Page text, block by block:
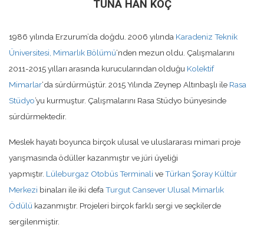
TUNA HAN KOÇ
1986 yılında Erzurum’da doğdu. 2006 yılında Karadeniz Teknik
Üniversitesi, Mimarlık Bölümü‘nden mezun oldu. Çalışmalarını
2011-2015 yılları arasında kurucularından olduğu Kolektif
Mimarlar‘da sürdürmüştür. 2015 Yılında Zeynep Altınbaşlı ile Rasa
Stüdyo’yu kurmuştur. Çalışmalarını Rasa Stüdyo bünyesinde
sürdürmektedir.
Meslek hayatı boyunca birçok ulusal ve uluslararası mimari proje
yarışmasında ödüller kazanmıştır ve jüri üyeliği
yapmıştır. Lüleburgaz Otobüs Terminali veTürkan Şoray Kültür
Merkezi binaları ile iki defa Turgut Cansever Ulusal Mimarlık
Ödülü kazanmıştır. Projeleri birçok farklı sergi ve seçkilerde
sergilenmiştir.